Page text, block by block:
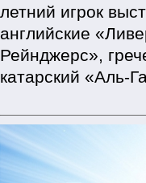
летний игрок
английские
Рейнджерс»,
катарский «Аль-